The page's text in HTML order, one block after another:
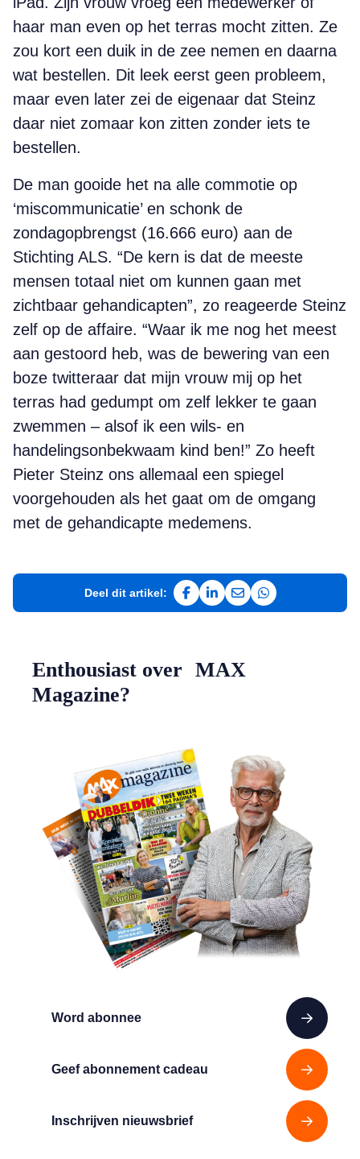
haar man even op het terras mocht zitten. Ze
zou kort een duik in de zee nemen en daarna
wat bestellen. Dit leek eerst geen probleem,
maar even later zei de eigenaar dat Steinz
daar niet zomaar kon zitten zonder iets te
bestellen.
De man gooide het na alle commotie op
‘miscommunicatie’ en schonk de
zondagopbrengst (16.666 euro) aan de
Stichting ALS. “De kern is dat de meeste
mensen totaal niet om kunnen gaan met
zichtbaar gehandicapten”, zo reageerde Steinz
zelf op de affaire. “Waar ik me nog het meest
aan gestoord heb, was de bewering van een
boze twitteraar dat mijn vrouw mij op het
terras had gedumpt om zelf lekker te gaan
zwemmen – alsof ik een wils- en
handelingsonbekwaam kind ben!” Zo heeft
Pieter Steinz ons allemaal een spiegel
voorgehouden als het gaat om de omgang
met de gehandicapte medemens.
Deel dit artikel:
Deel op Facebook
Deel op LinkedIn
Deel via e-mail
Deel via
Word abonnee
Geef abonnement cadeau
Inschrijven nieuwsbrief
Enthousiast over MAX
Magazine?